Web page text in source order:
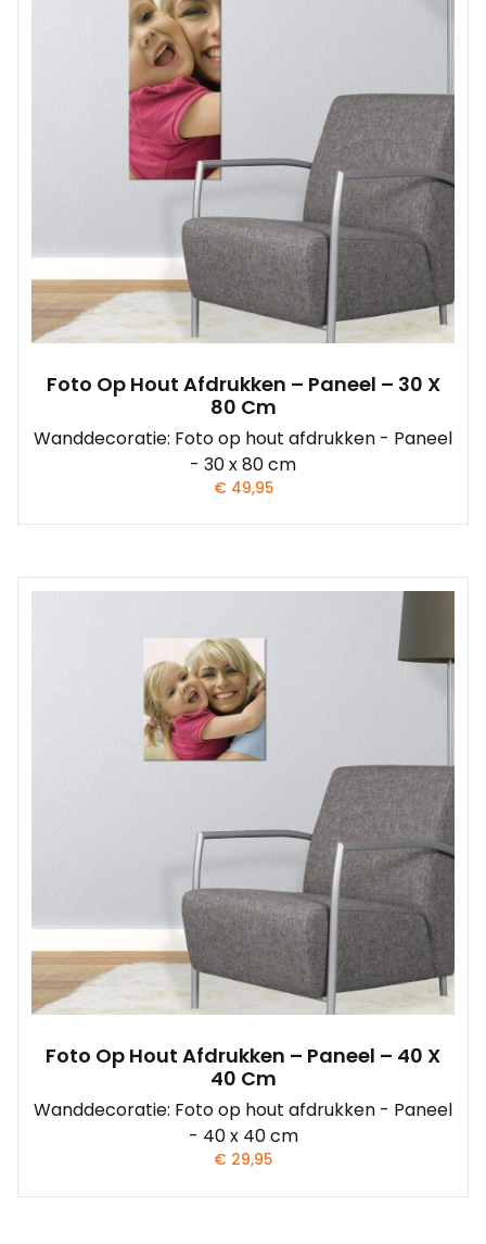
Foto Op Hout Afdrukken – Paneel – 30 X
80 Cm
Wanddecoratie: Foto op hout afdrukken - Paneel
- 30 x 80 cm
€49,95
Foto Op Hout Afdrukken – Paneel – 40 X
40 Cm
Wanddecoratie: Foto op hout afdrukken - Paneel
- 40 x 40 cm
€ 29,95